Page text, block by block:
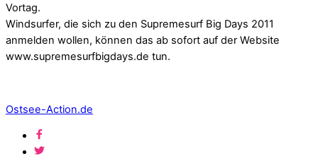
Vortag.
Windsurfer, die sich zu den Supremesurf Big Days 2011
anmelden wollen, können das ab sofort auf der Website
www.supremesurfbigdays.de tun.
Ostsee-Action.de